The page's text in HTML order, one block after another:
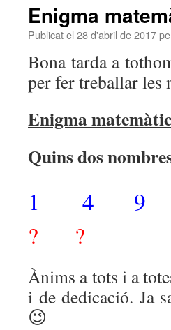
Enigma
Publicat el 28 d'abril de 2017
Bona tarda a
per fer treballar les
Enigma
Quins dos
1 4 9
? ?
Ànims a tots i a
i de dedicació. Ja
😉